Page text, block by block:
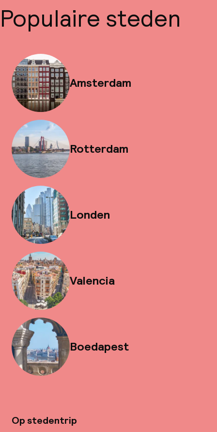
Populaire steden
Amsterdam
Rotterdam
Londen
Valencia
Boedapest
Op stedentrip